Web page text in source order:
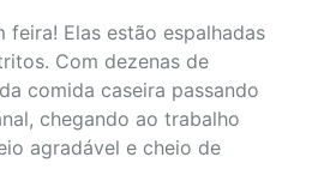
feira! Elas estão espalhadas
Com dezenas de
comida caseira passando
chegando ao trabalho
agradável e cheio de